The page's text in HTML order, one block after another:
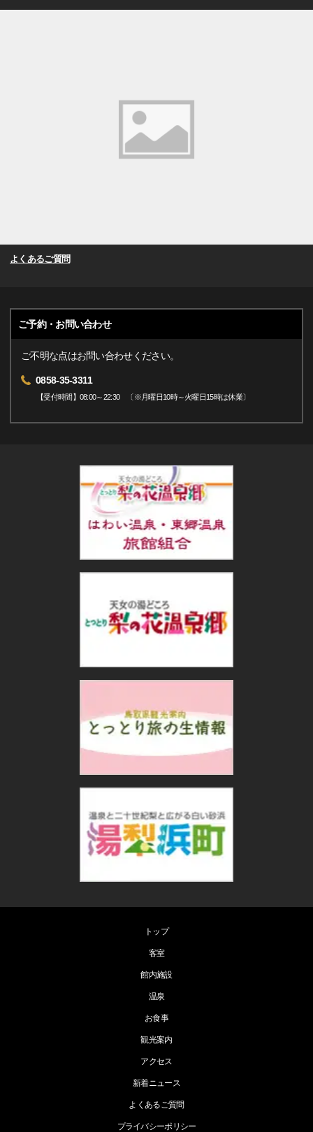
よくあるご質問
ご予約・お問い合わせ
ご不明な点はお問い合わせください。
0858-35-3311
【受付時間】08:00～22:30 〔※月曜日10時～火曜日15時は休業〕
トップ
客室
館内施設
温泉
お食事
観光案内
アクセス
新着ニュース
よくあるご質問
プライバシーポリシー